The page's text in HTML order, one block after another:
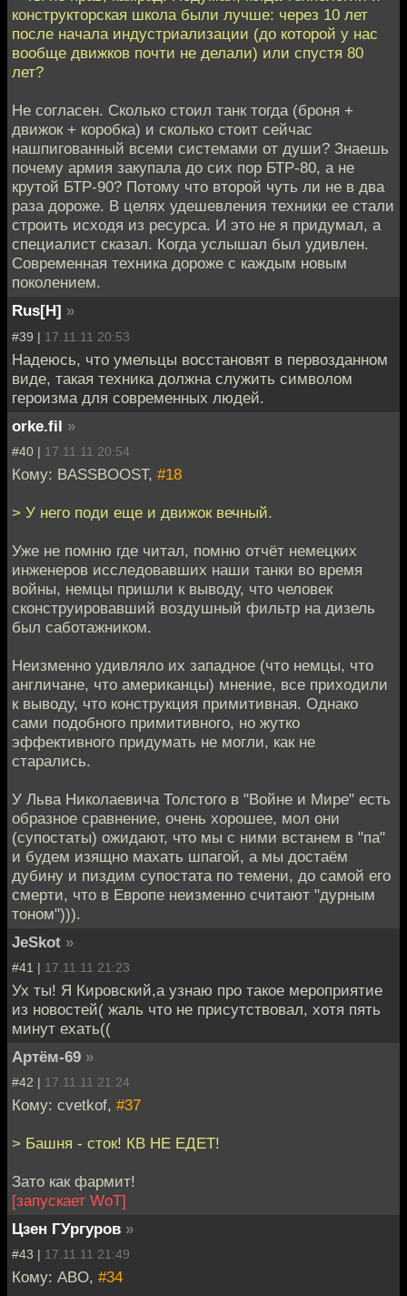
конструкторская школа были лучше: через 10 лет
после начала индустриализации (до которой у нас
вообще движков почти не делали) или спустя 80
лет?
Не согласен. Сколько стоил танк тогда (броня +
движок + коробка) и сколько стоит сейчас
нашпигованный всеми системами от души? Знаешь
почему армия закупала до сих пор БТР-80, а не
крутой БТР-90? Потому что второй чуть ли не в два
раза дороже. В целях удешевления техники ее стали
строить исходя из ресурса. И это не я придумал, а
специалист сказал. Когда услышал был удивлен.
Современная техника дороже с каждым новым
поколением.
Rus[H] »
#39 | 17.11.11 20:53
Надеюсь, что умельцы восстановят в первозданном
виде, такая техника должна служить символом
героизма для современных людей.
orke.fil »
#40 | 17.11.11 20:54
Кому: BASSBOOST, #18
> У него поди еще и движок вечный.
Уже не помню где читал, помню отчёт немецких
инженеров исследовавших наши танки во время
войны, немцы пришли к выводу, что человек
сконструировавший воздушный фильтр на дизель
был саботажником.
Неизменно удивляло их западное (что немцы, что
англичане, что американцы) мнение, все приходили
к выводу, что конструкция примитивная. Однако
сами подобного примитивного, но жутко
эффективного придумать не могли, как не
старались.
У Льва Николаевича Толстого в "Войне и Мире" есть
образное сравнение, очень хорошее, мол они
(супостаты) ожидают, что мы с ними встанем в "па"
и будем изящно махать шпагой, а мы достаём
дубину и пиздим супостата по темени, до самой его
смерти, что в Европе неизменно считают "дурным
тоном"))).
JeSkot »
#41 | 17.11.11 21:23
Ух ты! Я Кировский,а узнаю про такое мероприятие
из новостей( жаль что не присутствовал, хотя пять
минут ехать((
Артём-69 »
#42 | 17.11.11 21:24
Кому: cvetkof, #37
> Башня - сток! КВ НЕ ЕДЕТ!
Зато как фармит!
[запускает WoT]
Цзен ГУргуров »
#43 | 17.11.11 21:49
Кому: ABO, #34